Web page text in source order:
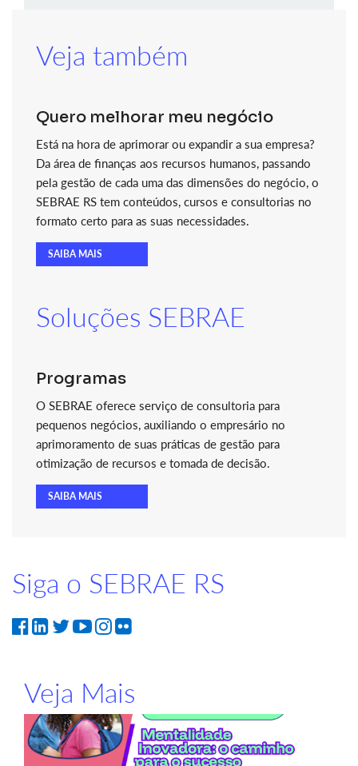
Veja também
Quero melhorar meu negócio
Está na hora de aprimorar ou expandir a sua empresa?
Da área de finanças aos recursos humanos, passando
pela gestão de cada uma das dimensões do negócio, o
SEBRAE RS tem conteúdos, cursos e consultorias no
formato certo para as suas necessidades.
SAIBA MAIS
Soluções SEBRAE
Programas
O SEBRAE oferece serviço de consultoria para
pequenos negócios, auxiliando o empresário no
aprimoramento de suas práticas de gestão para
otimização de recursos e tomada de decisão.
SAIBA MAIS
Siga o SEBRAE RS
Veja Mais